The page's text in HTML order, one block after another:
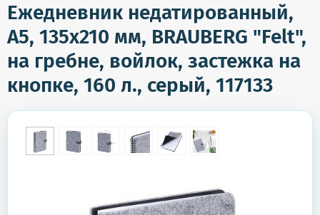
Ежедневник недатированный,
А5, 135х210 мм, BRAUBERG "Felt",
на гребне, войлок, застежка на
кнопке, 160 л., серый, 117133